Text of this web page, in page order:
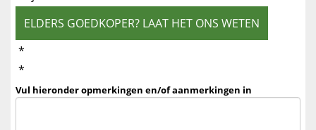
ELDERS GOEDKOPER? LAAT HET ONS WETEN
*
*
Vul hieronder opmerkingen en/of aanmerkingen in